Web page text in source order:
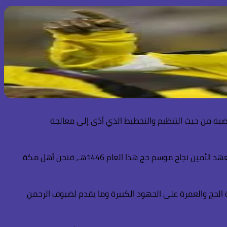
من حيث التنظيم والتخطيط الذي أدّى إلى معالجة
وقال نور في مقطع بثه عبر حسابه في منصة سناب شات أثناء تجوله في مكة المكرمة: أبارك لخادم الحرمين الشريفين وسمو ولي العهد الأمين نجاح موسم حج هذا العام 1446هـ، فنحن أهل مكة
والعمرة على الجهود الكبيرة وما يقدم لضيوف الرحمن